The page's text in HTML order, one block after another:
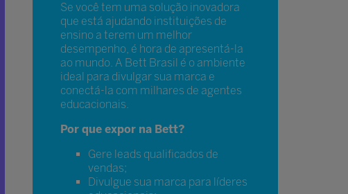
Se você tem uma solução inovadora
que está ajudando instituições de
ensino a terem um melhor
desempenho, é hora de apresentá-la
ao mundo. A Bett Brasil é o ambiente
ideal para divulgar sua marca e
conectá-la com milhares de agentes
educacionais.
Por que expor na Bett?
Gere leads qualificados de
vendas;
Divulgue sua marca para líderes